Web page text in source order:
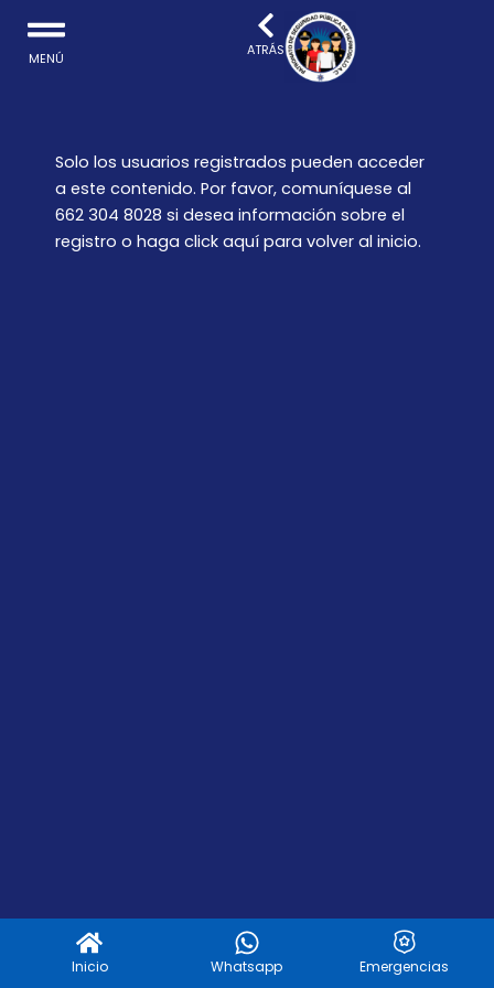
contenido
ATRÁS
MENÚ
Solo los usuarios registrados pueden acceder
a este contenido. Por favor, comuníquese al
662 304 8028 si desea información sobre el
registro o haga click aquí para volver al inicio.
Inicio Whatsapp Emergencias